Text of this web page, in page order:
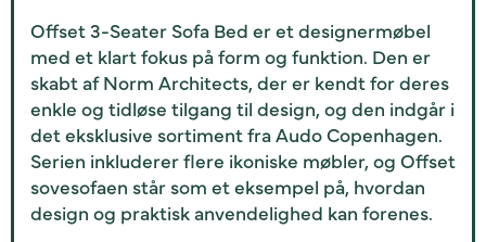
Offset 3-Seater Sofa Bed er et designermøbel
med et klart fokus på form og funktion. Den er
skabt af Norm Architects, der er kendt for deres
enkle og tidløse tilgang til design, og den indgår i
det eksklusive sortiment fra Audo Copenhagen.
Serien inkluderer flere ikoniske møbler, og Offset
sovesofaen står som et eksempel på, hvordan
design og praktisk anvendelighed kan forenes.